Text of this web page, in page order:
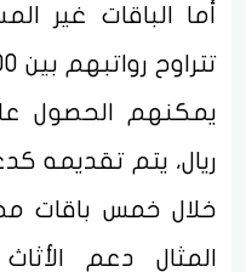
أما الباقات غير
ريال، يتم تقديمه
خلال خمس باقات
المثال دعم